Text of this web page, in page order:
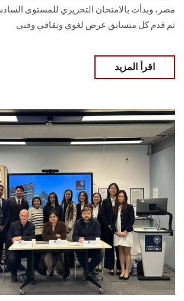
مصر، وبدأت بالامتحان التحريري للمستوى
ثم قدم كل متسابق عرض لغوي وثقافي وفني
اقرأ المزيد